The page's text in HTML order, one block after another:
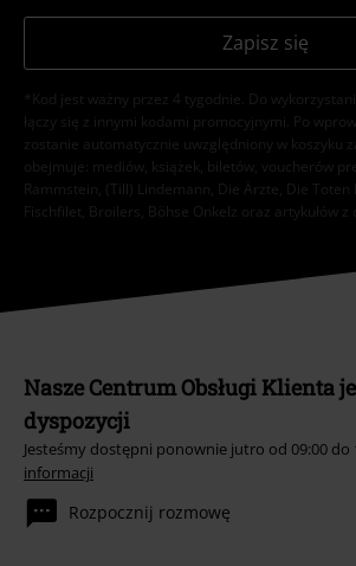
Zapisz się
*Kod jest ważny przez 4 tygodnie. Do
łączy się z innymi kodami promocyjnymi. Po
zostanie automatycznie uwzględniony w koszyku
obejmuje: mediów, książek, biletów, voucherów
Rammstein, (Till) Lindemann, Die Ärzte, Die Toten
Fischfilet, Broilers, Böhse Onkelz oraz artykułów z
Nasze Centrum Obsługi Klienta
dyspozycji
Jesteśmy dostępni ponownie jutro od 09:00 do
informacji
Rozpocznij rozmowę